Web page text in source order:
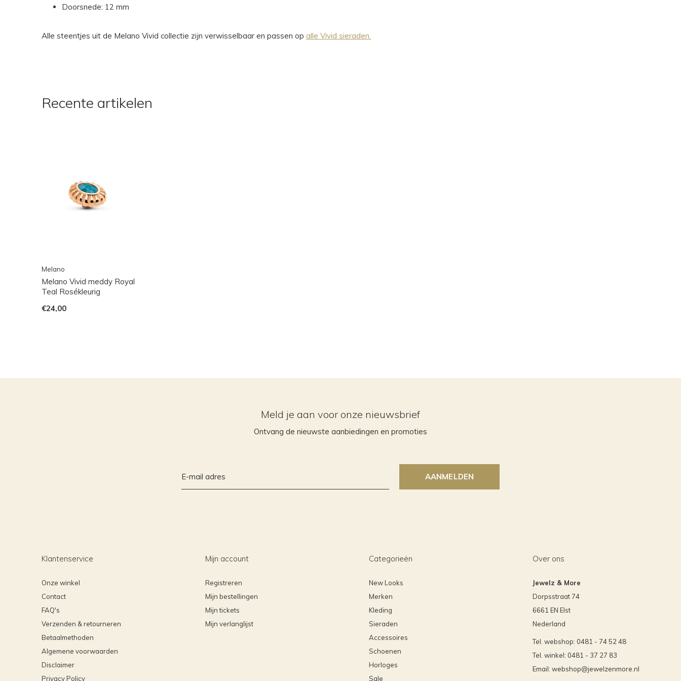
Doorsnede: 12 mm
Alle steentjes uit de Melano Vivid collectie zijn verwisselbaar en passen op alle Vivid sieraden.
Recente artikelen
Melano
Melano Vivid meddy Royal
Teal Rosékleurig
€24,00
Meld je aan voor onze nieuwsbrief
Ontvang de nieuwste aanbiedingen en promoties
AANMELDEN
Klantenservice
Onze winkel
Contact
FAQ's
Verzenden & retourneren
Betaalmethoden
Algemene voorwaarden
Disclaimer
Privacy Policy
Mijn account
Registreren
Mijn bestellingen
Mijn tickets
Mijn verlanglijst
Categorieën
New Looks
Merken
Kleding
Sieraden
Accessoires
Schoenen
Horloges
Sale
Over ons
Jewelz & More
Dorpsstraat 74
6661 EN Elst
Nederland
Tel. webshop: 0481 - 74 52 48
Tel. winkel: 0481 - 37 27 83
Email: webshop@jewelzenmore.nl